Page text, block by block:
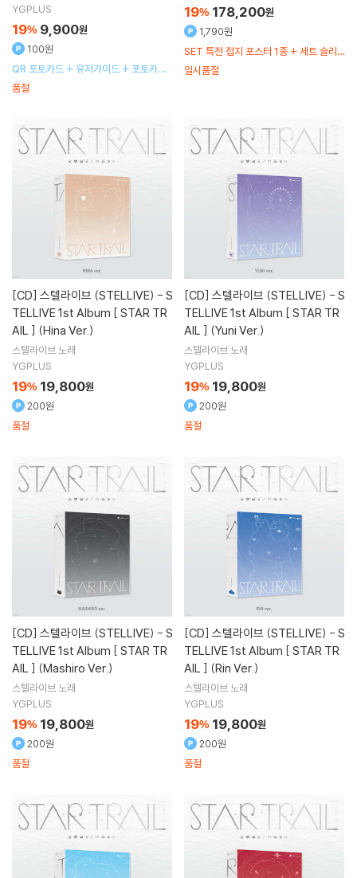
YGPLUS
19% 9,900원
100원
QR 포토카드 + 유저가이드 + 포토카드
5종 랜덤 + 보이스 1종 랜덤
품절
SET 특전 접지 포스터 1종 + 세트 슬리
브 1종 삽입
19% 178,200원
1,790원
일시품절
[CD] 스텔라이브 (STELLIVE) - S
TELLIVE 1st Album [ STAR TR
AIL ] (Hina Ver.)
스텔라이브 노래
YGPLUS
19% 19,800원
200원
품절
[CD] 스텔라이브 (STELLIVE) - S
TELLIVE 1st Album [ STAR TR
AIL ] (Yuni Ver.)
스텔라이브 노래
YGPLUS
19% 19,800원
200원
품절
[CD] 스텔라이브 (STELLIVE) - S
TELLIVE 1st Album [ STAR TR
AIL ] (Mashiro Ver.)
스텔라이브 노래
YGPLUS
19% 19,800원
200원
품절
[CD] 스텔라이브 (STELLIVE) - S
TELLIVE 1st Album [ STAR TR
AIL ] (Rin Ver.)
스텔라이브 노래
YGPLUS
19% 19,800원
200원
품절